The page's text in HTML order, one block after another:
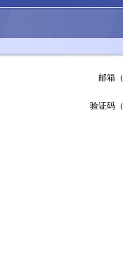
邮箱（
验证码（